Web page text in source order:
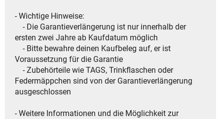
- Wichtige Hinweise:
- Die Garantieverlängerung ist nur innerhalb der
ersten zwei Jahre ab Kaufdatum möglich
- Bitte bewahre deinen Kaufbeleg auf, er ist
Voraussetzung für die Garantie
- Zubehörteile wie TAGS, Trinkflaschen oder
Federmäppchen sind von der Garantieverlängerung
ausgeschlossen
- Weitere Informationen und die Möglichkeit zur